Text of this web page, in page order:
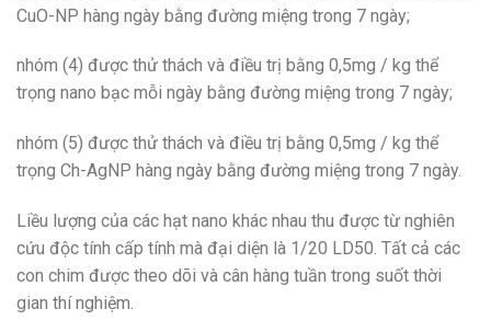
CuO-NP hàng ngày bằng đường miệng trong 7 ngày;
nhóm (4) được thử thách và điều trị bằng 0,5mg / kg thể
trọng nano bạc mỗi ngày bằng đường miệng trong 7 ngày;
nhóm (5) được thử thách và điều trị bằng 0,5mg / kg thể
trọng Ch-AgNP hàng ngày bằng đường miệng trong 7 ngày.
Liều lượng của các hạt nano khác nhau thu được từ nghiên
cứu độc tính cấp tính mà đại diện là 1/20 LD50. Tất cả các
con chim được theo dõi và cân hàng tuần trong suốt thời
gian thí nghiệm.